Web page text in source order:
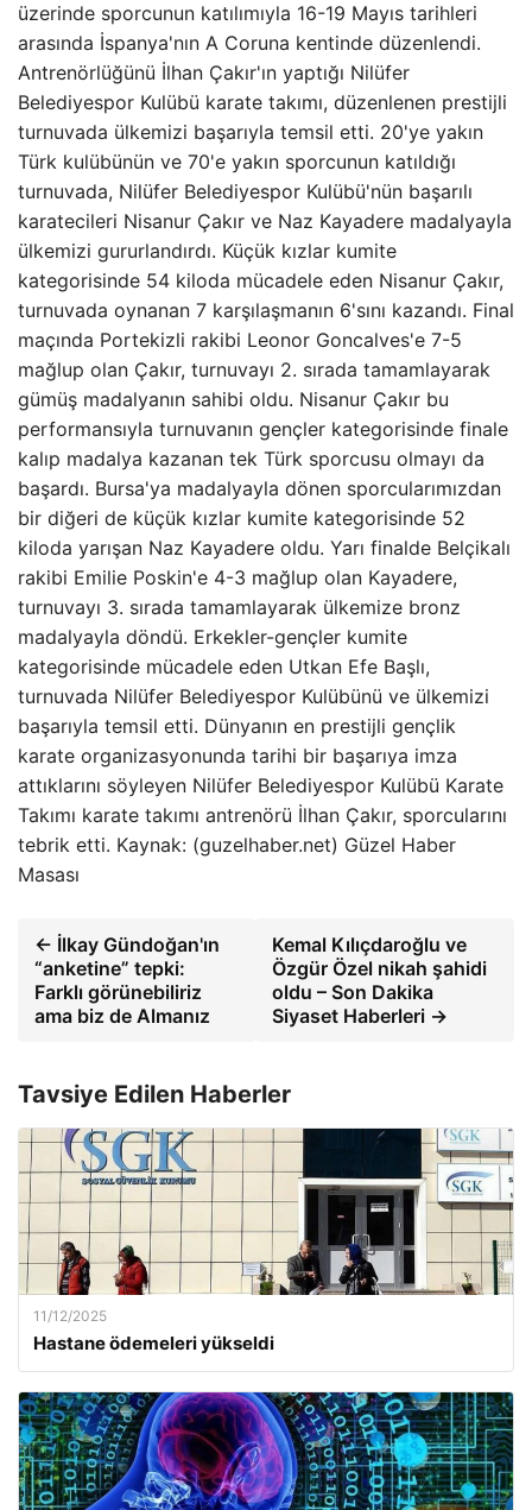
üzerinde sporcunun katılımıyla 16-19 Mayıs tarihleri ​​
arasında İspanya'nın A Coruna kentinde düzenlendi.
Antrenörlüğünü İlhan Çakır'ın yaptığı Nilüfer
Belediyespor Kulübü karate takımı, düzenlenen prestijli
turnuvada ülkemizi başarıyla temsil etti. 20'ye yakın
Türk kulübünün ve 70'e yakın sporcunun katıldığı
turnuvada, Nilüfer Belediyespor Kulübü'nün başarılı
karatecileri Nisanur Çakır ve Naz Kayadere madalyayla
ülkemizi gururlandırdı. Küçük kızlar kumite
kategorisinde 54 kiloda mücadele eden Nisanur Çakır,
turnuvada oynanan 7 karşılaşmanın 6'sını kazandı. Final
maçında Portekizli rakibi Leonor Goncalves'e 7-5
mağlup olan Çakır, turnuvayı 2. sırada tamamlayarak
gümüş madalyanın sahibi oldu. Nisanur Çakır bu
performansıyla turnuvanın gençler kategorisinde finale
kalıp madalya kazanan tek Türk sporcusu olmayı da
başardı. Bursa'ya madalyayla dönen sporcularımızdan
bir diğeri de küçük kızlar kumite kategorisinde 52
kiloda yarışan Naz Kayadere oldu. Yarı finalde Belçikalı
rakibi Emilie Poskin'e 4-3 mağlup olan Kayadere,
turnuvayı 3. sırada tamamlayarak ülkemize bronz
madalyayla döndü. Erkekler-gençler kumite
kategorisinde mücadele eden Utkan Efe Başlı,
turnuvada Nilüfer Belediyespor Kulübünü ve ülkemizi
başarıyla temsil etti. Dünyanın en prestijli gençlik
karate organizasyonunda tarihi bir başarıya imza
attıklarını söyleyen Nilüfer Belediyespor Kulübü Karate
Takımı karate takımı antrenörü İlhan Çakır, sporcularını
tebrik etti. Kaynak: (guzelhaber.net) Güzel Haber
Masası
← İlkay Gündoğan'ın
“anketine” tepki:
Farklı görünebiliriz
ama biz de Almanız
Kemal Kılıçdaroğlu ve
Özgür Özel nikah şahidi
oldu – Son Dakika
Siyaset Haberleri →
Tavsiye Edilen Haberler
11/12/2025
Hastane ödemeleri yükseldi